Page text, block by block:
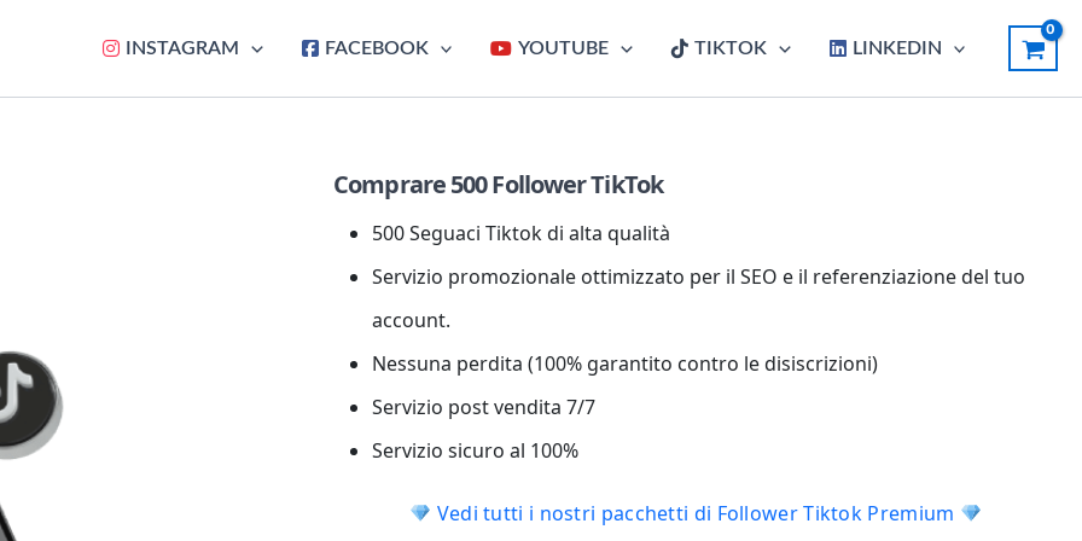
INSTAGRAM FACEBOOK YOUTUBE TIKTOK LINKEDIN
Comprare 500 Follower TikTok
500 Seguaci Tiktok di alta qualità
Servizio promozionale ottimizzato per il SEO e il referenziazione del tuo
account.
Nessuna perdita (100% garantito contro le disiscrizioni)
Servizio post vendita 7/7
Servizio sicuro al 100%
Vedi tutti i nostri pacchetti di Follower Tiktok Premium